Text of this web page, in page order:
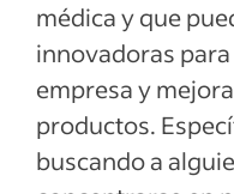
médica y que
innovadoras
empresa y
productos.
buscando a